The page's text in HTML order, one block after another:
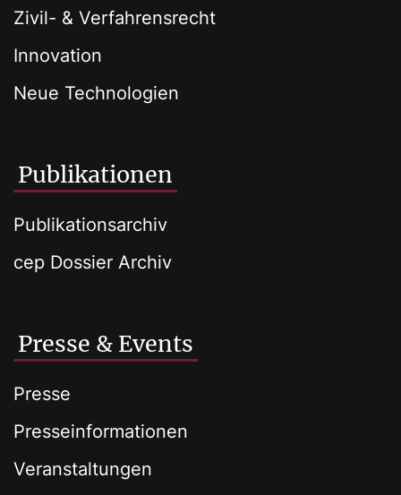
Zivil- & Verfahrensrecht
Innovation
Neue Technologien
Publikationen
Publikationsarchiv
cep Dossier Archiv
Presse & Events
Presse
Presseinformationen
Veranstaltungen